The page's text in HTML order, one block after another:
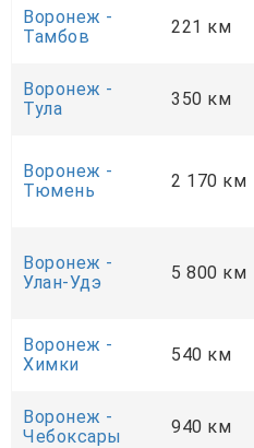
Воронеж -
Тамбов
221 км
Воронеж -
Тула
350 км
Воронеж -
Тюмень
2 170 км
Воронеж -
Улан-Удэ
5 800 км
Воронеж -
Химки
540 км
Воронеж -
Чебоксары
940 км